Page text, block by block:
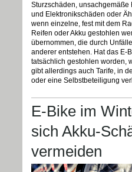
Sturzschäden,
und Elektronikschäden oder
wenn einzelne, fest mit dem
Reifen oder Akku gestohlen
übernommen, die durch
anderer entstehen. Hat das E-
tatsächlich gestohlen worden,
gibt allerdings auch Tarife, in
oder eine Selbstbeteiligung
E-Bike im
sich Akku-
vermeiden